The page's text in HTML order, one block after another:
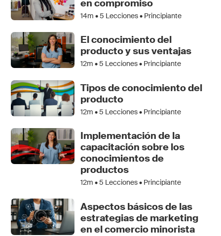
en compromiso
14m •5 Lecciones • Principiante
El conocimiento del
producto y sus ventajas
12m •5 Lecciones • Principiante
Tipos de conocimiento del
producto
12m •5 Lecciones • Principiante
Implementación de la
capacitación sobre los
conocimientos de
productos
12m •5 Lecciones • Principiante
Aspectos básicos de las
estrategias de marketing
en el comercio minorista